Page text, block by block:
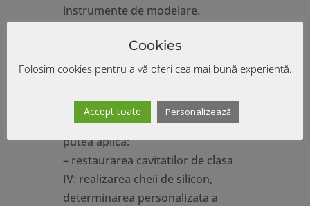
instrumente de modelare.
ocluzala „stamp Technique”
– un inel individualizat „custom
La finalul acestui curs practic
participantii vor cunoaste si vor
putea aplica:
– restaurarea cavitatilor de clasa
IV: realizarea cheii de silicon,
determinarea personalizata a
Cookies
Folosim cookies pentru a vă oferi cea mai bună experiență.
Accept toate Personalizează